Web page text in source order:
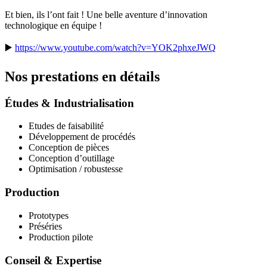
Et bien, ils l’ont fait ! Une belle aventure d’innovation
technologique en équipe !
▶️ https://www.youtube.com/watch?v=YOK2phxeJWQ
Nos prestations en détails
Études & Industrialisation
Etudes de faisabilité
Développement de procédés
Conception de pièces
Conception d’outillage
Optimisation / robustesse
Production
Prototypes
Préséries
Production pilote
Conseil & Expertise